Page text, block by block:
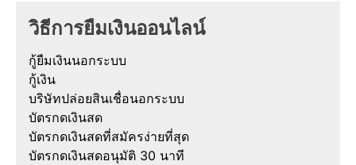
วิธีการยืมเงินออนไลน์
กู้ยืมเงินนอกระบบ
กู้เงิน
บริษัทปล่อยสินเชื่อนอกระบบ
บัตรกดเงินสด
บัตรกดเงินสดที่สมัครง่ายที่สุด
บัตรกดเงินสดอนุมัติ 30 นาที